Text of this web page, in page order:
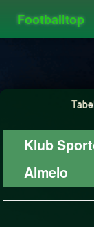
Footballtop
Klub
Almelo